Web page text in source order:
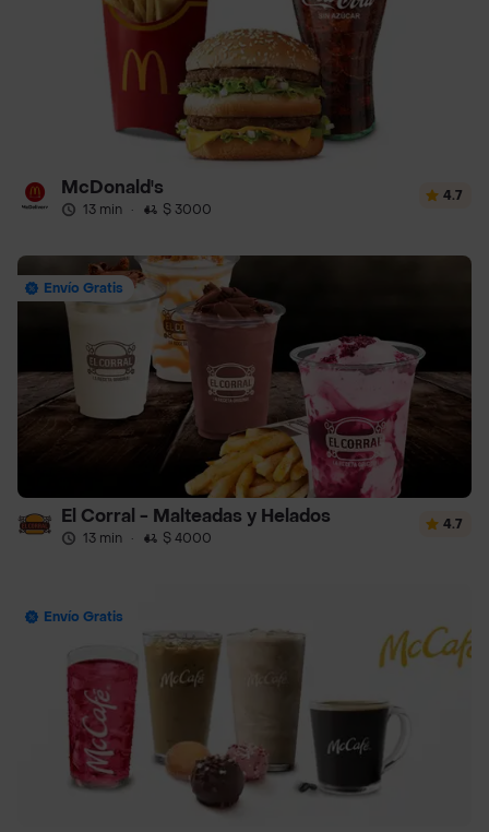
McDonald's
13 min · $ 3000
4.7
Envío Gratis
El Corral - Malteadas y Helados
13 min · $ 4000
4.7
Envío Gratis